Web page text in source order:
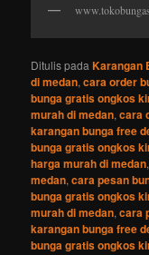
Ditulis pada Karangan
di medan,cara order
bunga gratis ongkos
murah di medan,cara
karangan bunga free
bunga gratis ongkos
harga murah di medan
medan,cara pesan
bunga gratis ongkos
murah di medan,cara
karangan bunga free
bunga gratis ongkos